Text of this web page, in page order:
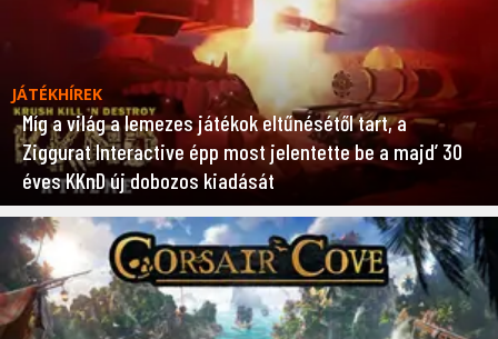
JÁTÉKHÍREK
Míg a világ a lemezes játékok eltűnésétől tart, a
Ziggurat Interactive épp most jelentette be a majd’ 30
éves KKnD új dobozos kiadását